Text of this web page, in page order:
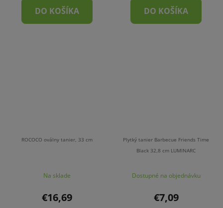
DO KOŠÍKA DO KOŠÍKA
ROCOCO oválny tanier, 33 cm
Na sklade
€16,69
Plytký tanier Barbecue Friends Time
Black 32,8 cm LUMINARC
Dostupné na objednávku
€7,09